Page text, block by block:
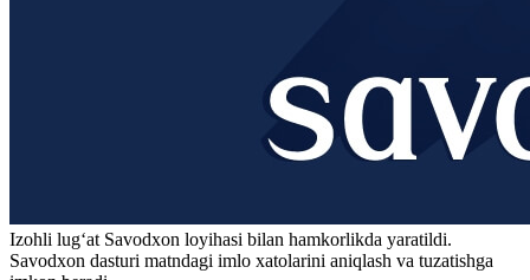
Izohli lugʻat Savodxon loyihasi bilan hamkorlikda yaratildi.
Savodxon dasturi matndagi imlo xatolarini aniqlash va tuzatishga